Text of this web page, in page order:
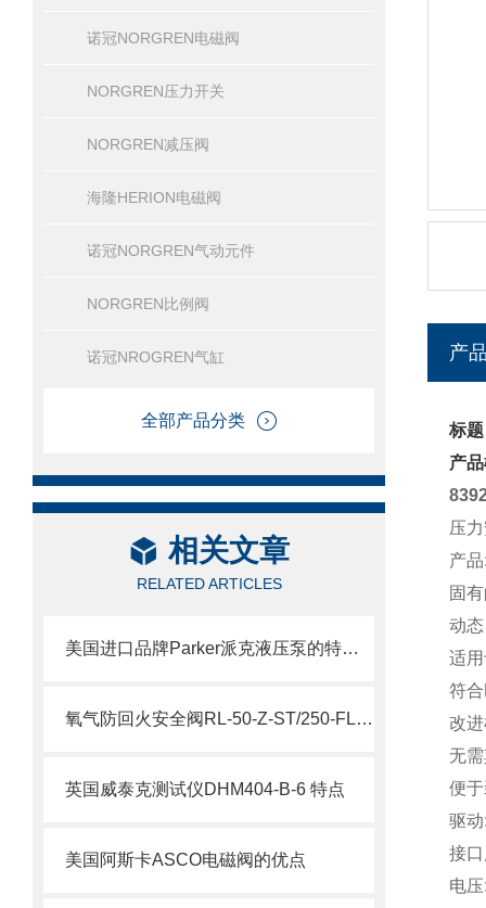
诺冠NORGREN电磁阀
NORGREN压力开关
NORGREN减压阀
海隆HERION电磁阀
诺冠NORGREN气动元件
NORGREN比例阀
诺冠NROGREN气缸
全部产品分类
相关文章
RELATED ARTICLES
美国进口品牌Parker派克液压泵的特点及用途
氧气防回火安全阀RL-50-Z-ST/250-FL参数
英国威泰克测试仪DHM404-B-6 特点
美国阿斯卡ASCO电磁阀的优点
产
标
产
压
产
固
动
适
符
改
无
便
驱
接
电